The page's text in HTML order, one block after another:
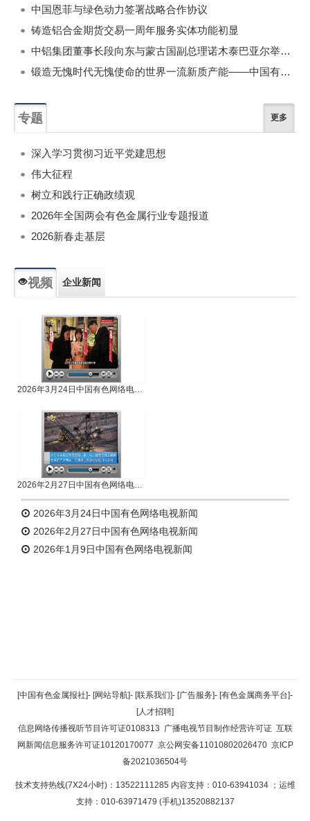
中国恩菲与绿色动力签署战略合作协议
铸造铝合金期货交易一周年服务实体功能初显
中铝集团董事长段向东与蒙古国副总理诺木泰巴亚尔举行会谈
锻造无愧时代无愧使命的世界一流新质产能——中国有色金属工业的战略应对与破局之道（二）
专题 更多
深入学习贯彻习近平党建思想
伟大征程
树立和践行正确政绩观
2026年全国两会有色金属行业专题报道
2026新春走基层
视频 企业新闻
2026年3月24日中国有色网络电视新闻
2026年2月27日中国有色网络电视新闻
2026年3月24日中国有色网络电视新闻
2026年2月27日中国有色网络电视新闻
2026年1月9日中国有色网络电视新闻
返回顶部
返回首页
[中国有色金属报社]- [网站导航]- [联系我们]- [广告服务]- [有色金属商务平台]-
[人才招聘]
信息网络传播视听节目许可证0108313 广播电视节目制作经营许可证 互联
网新闻信息服务许可证10120170077 京公网安备11010802026470 京ICP
备2021036504号
技术支持热线(7X24小时)：13522111285 内容支持：010-63941034 ；运维
支持：010-63971479 (手机)13520882137